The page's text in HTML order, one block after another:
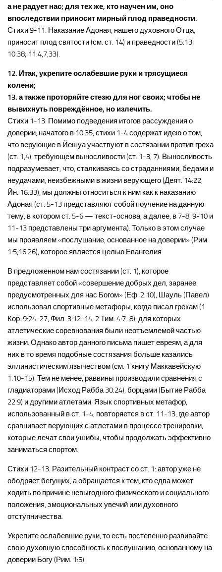
а не радует нас; для тех же, кто научен им, оно
впоследствии приносит мирный плод праведности.
Стихи 9-11. Наказание Адоная, нашего духовного Отца,
приносит плод святости (см. ст. 14) и праведности (5:13;
10:38; 11:4,7,33).
12. Итак, укрепите ослабевшие руки и трясущиеся
колени;
13. а также проторяйте стезю для ног своих; чтобы не
вывихнуть повреждённое, но излечить.
Стихи 1-13. Помимо подведения итогов рассуждения о
доверии, начатого в 10:35, стихи 1-4 содержат идею о том,
что верующие в Йешуа участвуют в состязании против греха
(ст. 1,4). требующем выносливости (ст. 1-3, 7). Выносливость
подразумевает, что, сталкиваясь со страданниями, бедами и
неудачами, неизбежными в жизни верующего (Деят. 14:22,
Йн. 16:33), мы должны относиться к ним как к наказанию
Адоная (ст. 5-13 представляют собой поучение на данную
тему, в котором ст. 5-6 — текст-основа, а далее, в 7-8, 9-10 и
11-13 представлены три аргумента). Только в этом случае
мы проявляем «послушание, основанное на доверии» (Рим.
1:5,16:26), которое является целью Евангелия.
В предложенном нам состязании (ст. 1), которое
представляет собой «совершение добрых дел, заранее
предусмотренных для нас Богом» (Еф. 2:10), Шауль (Павел)
использовал спортивные метафоры, когда писал грекам (1
Кор. 9:24-27, Фил. 3:12-14, 2 Тим. 4:7-8), для которых
атлетические соревнования были неотъемлемой частью
жизни. Однако автор данного письма пишет евреям, а для
них в то время подобные состязания больше казались
эллинистическим язычеством (см. 1 книгу Маккавейскую
1:10-15). Тем не менее, раввины производили сравнения с
гладиаторами (Исход Рабба 30:24), борцами (Бытие Рабба
22:9) и другими атлетами. Язык спортивных метафор,
использованный в ст. 1-4, повторяется в ст. 11-13, где автор
сравнивает верующих с атлетами в процессе тренировки,
которые лечат свои ушибы, чтобы продолжать эффективно
заниматься спортом.
Стихи 12-13. Разительный контраст со ст. 1: автор уже не
ободряет бегущих, а обращается к тем, кто едва может
ходить по причине невыгодного физического и социального
положения, эмоциональных увечий или духовного
отступничества.
Укрепите ослабевшие руки, то есть постепенно развивайте
свою духовную способность к послушанию, основанному на
доверии Богу (Рим. 1:5).